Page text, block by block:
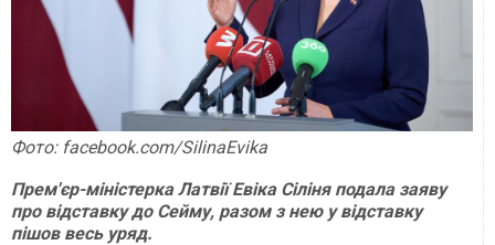
Фото: facebook.com/SilinaEvika
Прем'єр-міністерка Латвії Евіка Сіліня подала заяву
про відставку до Сейму, разом з нею у відставку
пішов весь уряд.